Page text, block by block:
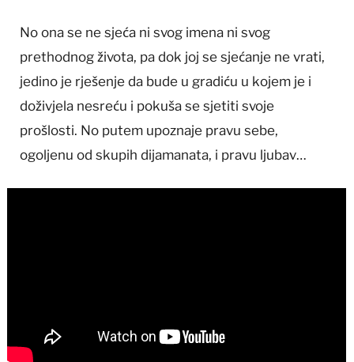
No ona se ne sjeća ni svog imena ni svog
prethodnog života, pa dok joj se sjećanje ne vrati,
jedino je rješenje da bude u gradiću u kojem je i
doživjela nesreću i pokuša se sjetiti svoje
prošlosti. No putem upoznaje pravu sebe,
ogoljenu od skupih dijamanata, i pravu ljubav…